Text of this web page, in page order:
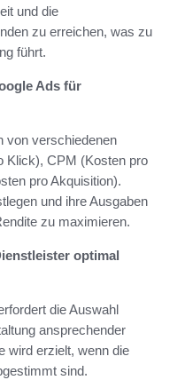
und die
zu erreichen, was zu
führt.
Ads für
von verschiedenen
Klick), CPM (Kosten pro
pro Akquisition).
und ihre Ausgaben
zu maximieren.
optimal
die Auswahl
ansprechender
wird erzielt, wenn die
sind.